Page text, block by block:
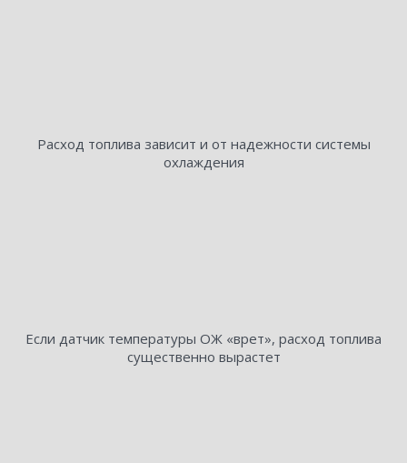
Расход топлива зависит и от надежности системы
охлаждения
Если датчик температуры ОЖ «врет», расход топлива
существенно вырастет